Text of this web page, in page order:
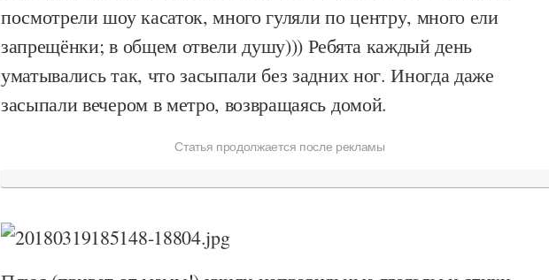
посмотрели шоу касаток, много гуляли по центру, много ели
запрещёнки; в общем отвели душу))) Ребята каждый день
уматывались так, что засыпали без задних ног. Иногда даже
засыпали вечером в метро, возвращаясь домой.
Статья продолжается после рекламы